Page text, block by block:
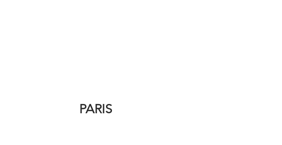
PARIS